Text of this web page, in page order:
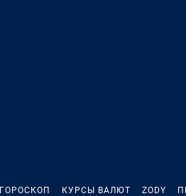
ГОРОСКОП КУРСЫ ВАЛЮТ ZODY